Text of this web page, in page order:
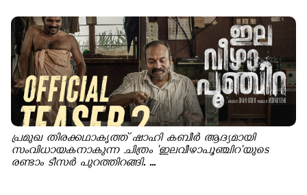
പ്രമുഖ തിരക്കഥാകൃത്ത് ഷാഹി കബീര്‍ ആദ്യമായി
സംവിധായകനാകുന്ന ചിത്രം 'ഇലവീഴാപൂഞ്ചിറ'യുടെ
രണ്ടാം ടീസര്‍ പുറത്തിറങ്ങി. ...